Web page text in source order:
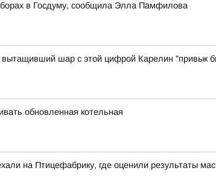
в Госдуму, сообщила Элла Памфилова
шар с этой цифрой Карелин "привык
обновленная котельная
на Птицефабрику, где оценили результаты